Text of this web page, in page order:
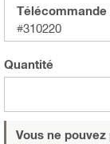
Télécommande
#310220
Quantité
Vous ne